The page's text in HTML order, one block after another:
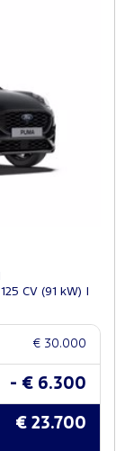
CV (91 kW)
€ 30.000
- € 6.300
€ 23.700